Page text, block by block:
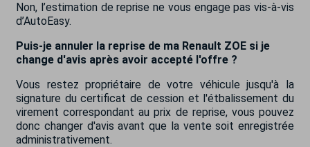
Non, l’estimation de reprise ne vous engage pas vis-à-vis
d’AutoEasy.
Puis-je annuler la reprise de ma Renault ZOE si je
change d'avis après avoir accepté l'offre ?
Vous restez propriétaire de votre véhicule jusqu'à la
signature du certificat de cession et l'étbalissement du
virement correspondant au prix de reprise, vous pouvez
donc changer d'avis avant que la vente soit enregistrée
administrativement.